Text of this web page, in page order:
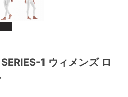
1 ウィメンズ ロ